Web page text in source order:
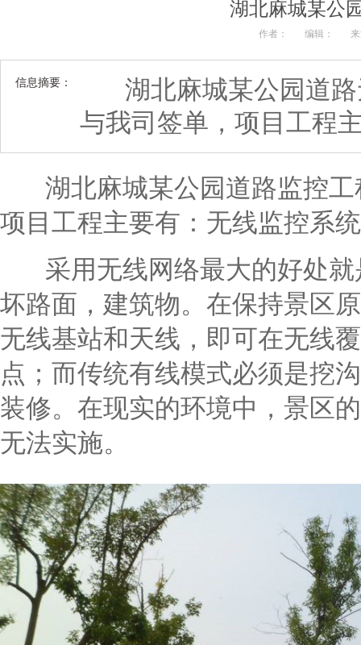
湖北麻城某公
作者： 编辑：
信息摘要：
湖北麻城某公园道路
与我司签单，项目工程
湖北麻城某公园道路监控
项目工程主要有：无线监控系
采用无线网络最大的好处就
坏路面，建筑物。在保持景区
无线基站和天线，即可在无线
点；而传统有线模式必须是挖
装修。在现实的环境中，景区
无法实施。